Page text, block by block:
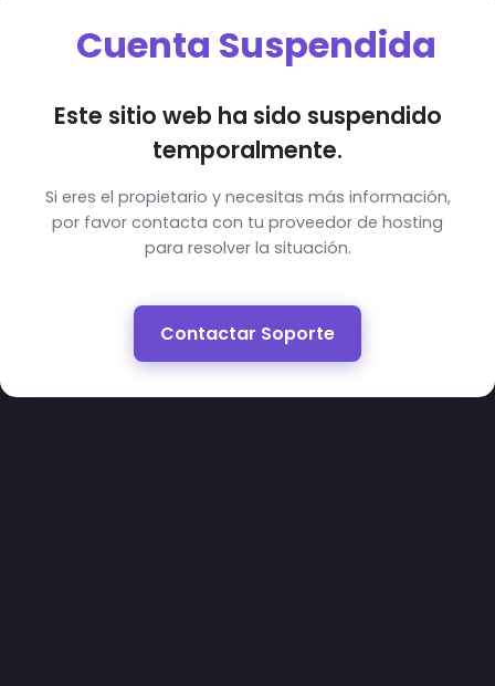
Cuenta Suspendida
Este sitio web ha sido suspendido
temporalmente.
Si eres el propietario y necesitas más información,
por favor contacta con tu proveedor de hosting
para resolver la situación.
Contactar Soporte